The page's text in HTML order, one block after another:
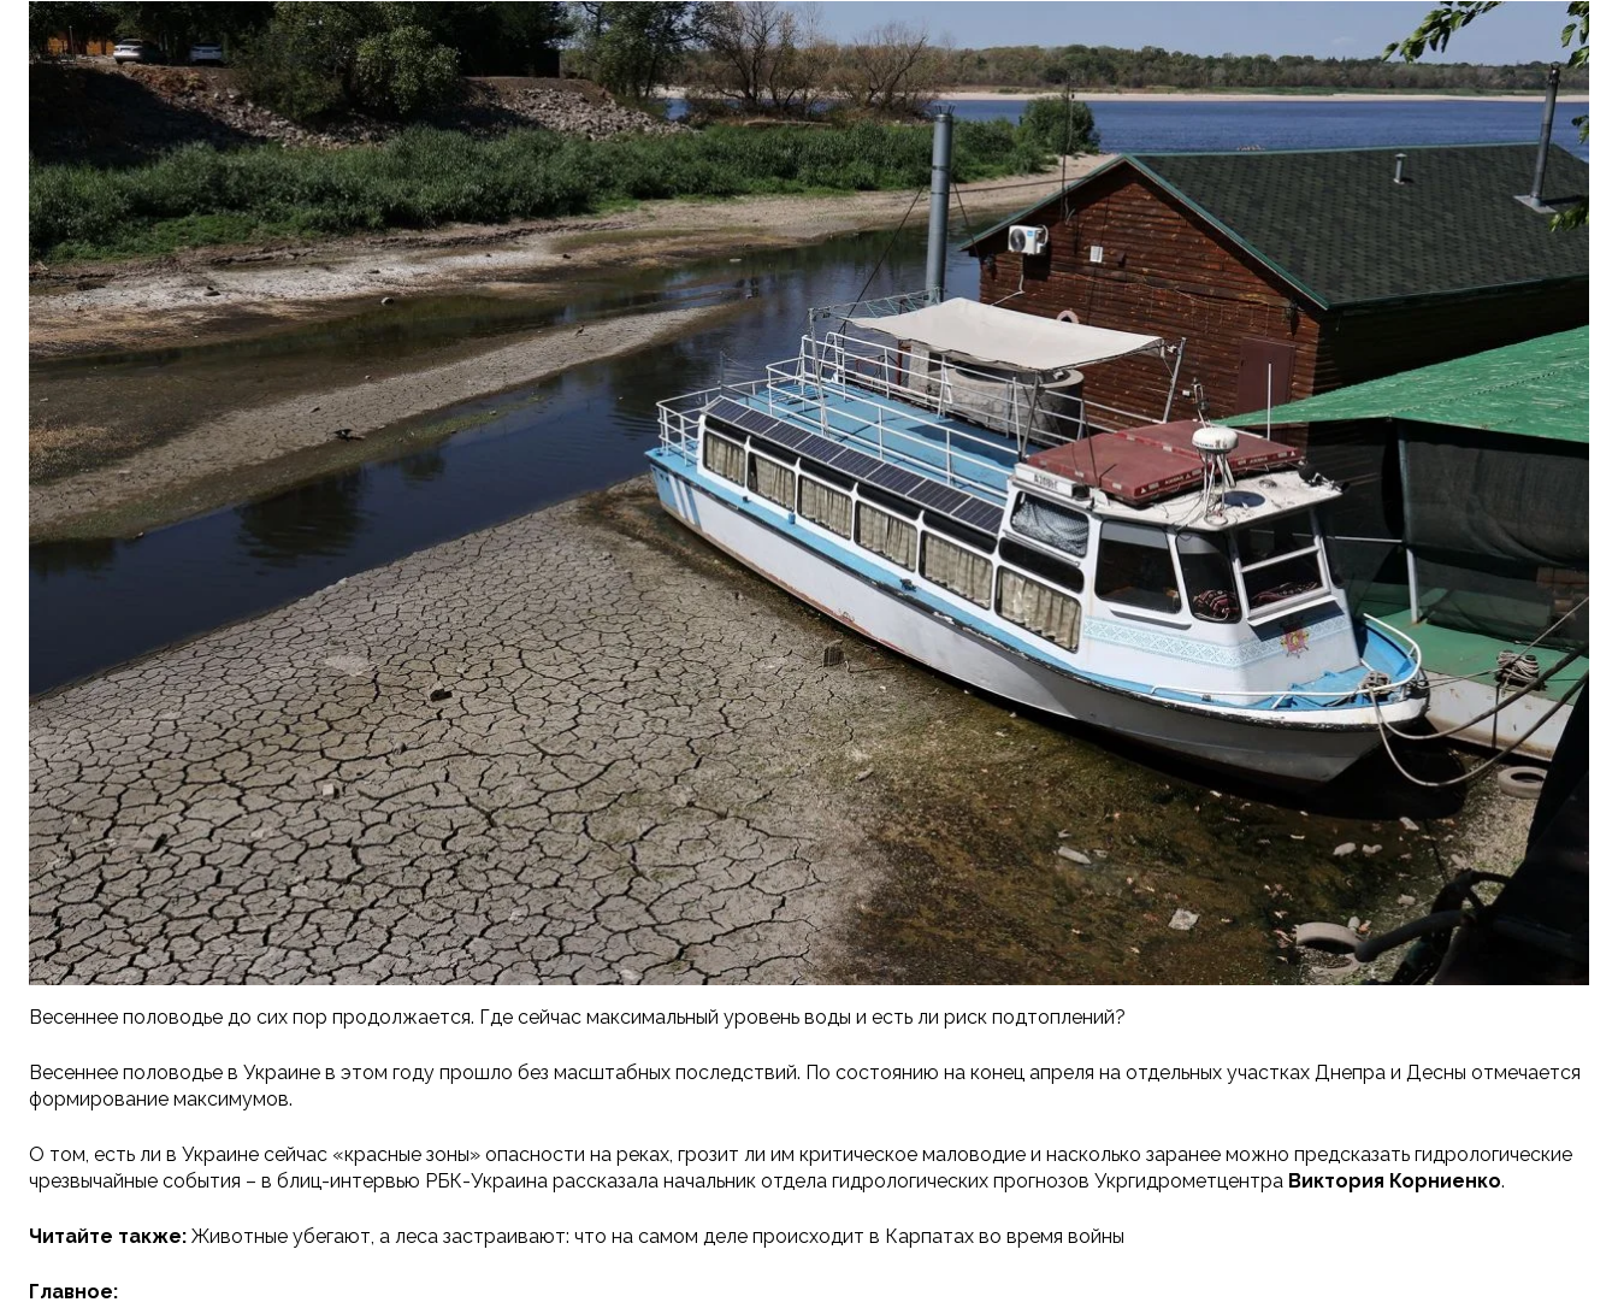
Весеннее половодье до сих пор продолжается. Где сейчас максимальный уровень воды и есть ли риск подтоплений?
Весеннее половодье в Украине в этом году прошло без масштабных последствий. По состоянию на конец апреля на отдельных участках Днепра и Десны отмечается
формирование максимумов.
О том, есть ли в Украине сейчас «красные зоны» опасности на реках, грозит ли им критическое маловодие и насколько заранее можно предсказать гидрологические
чрезвычайные события – в блиц-интервью РБК-Украина рассказала начальник отдела гидрологических прогнозов Укргидрометцентра Виктория Корниенко.
Читайте также: Животные убегают, а леса застраивают: что на самом деле происходит в Карпатах во время войны
Главное: